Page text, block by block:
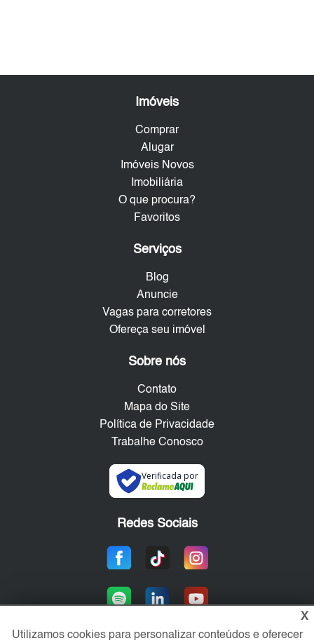
Imóveis
Comprar
Alugar
Imóveis Novos
Imobiliária
O que procura?
Favoritos
Serviços
Blog
Anuncie
Vagas para corretores
Ofereça seu imóvel
Sobre nós
Contato
Mapa do Site
Política de Privacidade
Trabalhe Conosco
Verificada por
Redes Sociais
X
Utilizamos cookies para personalizar conteúdos e oferecer